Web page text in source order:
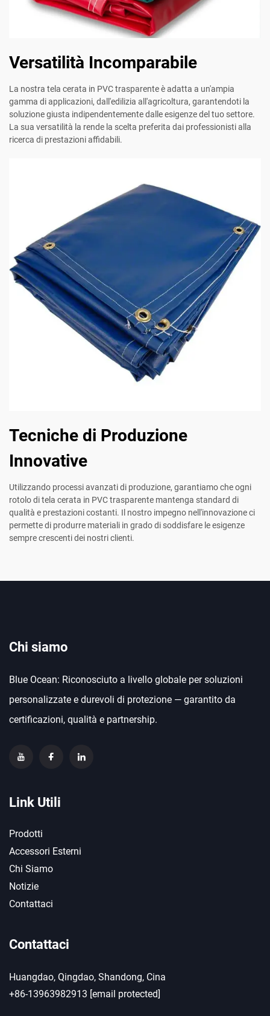
Versatilità Incomparabile
La nostra tela cerata in PVC trasparente è adatta a un'ampia
gamma di applicazioni, dall'edilizia all'agricoltura, garantendoti la
soluzione giusta indipendentemente dalle esigenze del tuo settore.
La sua versatilità la rende la scelta preferita dai professionisti alla
ricerca di prestazioni affidabili.
Tecniche di Produzione
Innovative
Utilizzando processi avanzati di produzione, garantiamo che ogni
rotolo di tela cerata in PVC trasparente mantenga standard di
qualità e prestazioni costanti. Il nostro impegno nell'innovazione ci
permette di produrre materiali in grado di soddisfare le esigenze
sempre crescenti dei nostri clienti.
Chi siamo
Blue Ocean: Riconosciuto a livello globale per soluzioni
personalizzate e durevoli di protezione — garantito da
certificazioni, qualità e partnership.
Link Utili
Prodotti
Accessori Esterni
Chi Siamo
Notizie
Contattaci
Contattaci
Huangdao, Qingdao, Shandong, Cina
+86-13963982913 [email protected]